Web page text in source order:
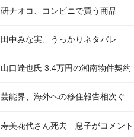
研ナオコ、コンビニで買う商品
田中みな実、うっかりネタバレ
山口達也氏 3.4万円の湘南物件契約
芸能界、海外への移住報告相次ぐ
寿美花代さん死去 息子がコメント